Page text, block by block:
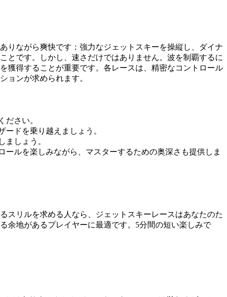
りながら爽快です：強力なジェットスキーを操縦し、ダイナ
とです。しかし、速さだけではありません。波を制覇するに
獲得することが重要です。各レースは、精密なコントロール
ョンが求められます。
ださい。
ドを乗り越えましょう。
ましょう。
ルを楽しみながら、マスターするための奥深さも提供しま
スリルを求める人なら、ジェットスキーレースはあなたのた
余地があるプレイヤーに最適です。5分間の短い楽しみで